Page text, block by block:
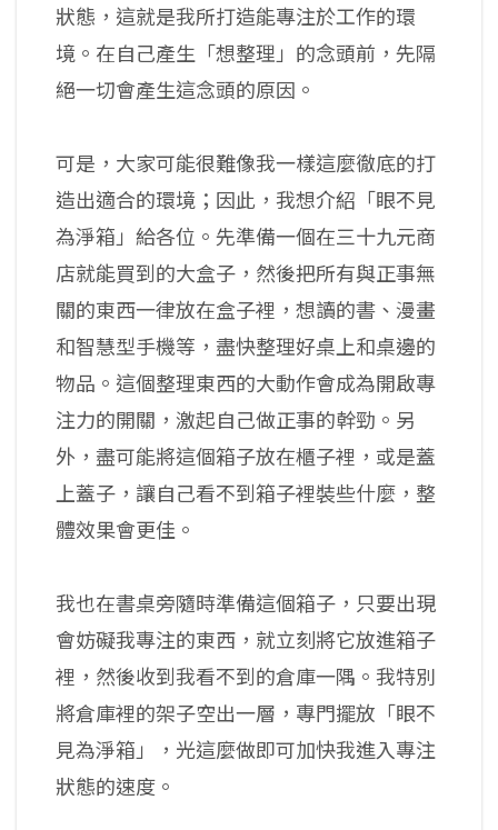
狀態，這就是我所打造能專注於工作的環
境。在自己產生「想整理」的念頭前，先隔
絕一切會產生這念頭的原因。
可是，大家可能很難像我一樣這麼徹底的打
造出適合的環境；因此，我想介紹「眼不見
為淨箱」給各位。先準備一個在三十九元商
店就能買到的大盒子，然後把所有與正事無
關的東西一律放在盒子裡，想讀的書、漫畫
和智慧型手機等，盡快整理好桌上和桌邊的
物品。這個整理東西的大動作會成為開啟專
注力的開關，激起自己做正事的幹勁。另
外，盡可能將這個箱子放在櫃子裡，或是蓋
上蓋子，讓自己看不到箱子裡裝些什麼，整
體效果會更佳。
我也在書桌旁隨時準備這個箱子，只要出現
會妨礙我專注的東西，就立刻將它放進箱子
裡，然後收到我看不到的倉庫一隅。我特別
將倉庫裡的架子空出一層，專門擺放「眼不
見為淨箱」，光這麼做即可加快我進入專注
狀態的速度。